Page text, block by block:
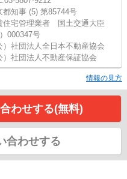
都知事 (5) 第85744号
住宅管理業者 国土交通大臣
）000347号
）社団法人全日本不動産協会
）社団法人不動産保証協会
情報の見方
わせする(無料)
合わせする